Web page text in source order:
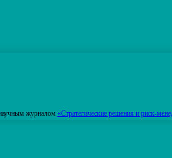
журналом «Стратегические решения и риск-